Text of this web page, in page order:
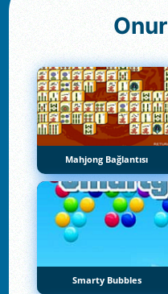
Onur
Mahjong Bağlantısı
Smarty Bubbles